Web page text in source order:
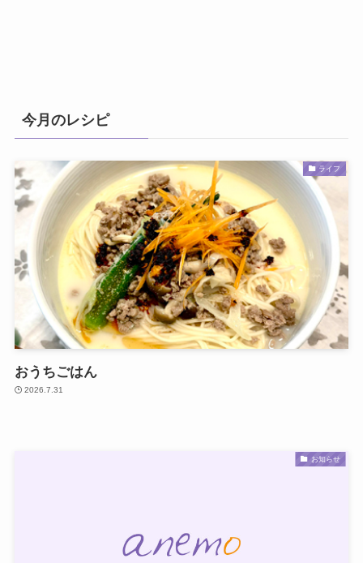
今月のレシピ
ライフ
おうちごはん
2026.7.31
お知らせ